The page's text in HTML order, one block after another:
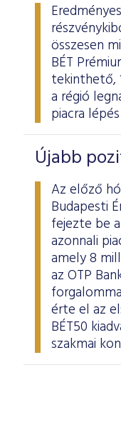
összesen
BÉT
tekinthető,
a régió
piacra
Újabb
Az előző
Budapesti
fejezte be
azonnali
amely 8
az OTP
érte el az
BÉT50
szakmai